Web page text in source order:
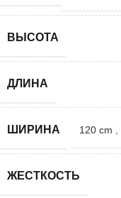
ВЫСОТА
ДЛИНА
ШИРИНА 120 cm
ЖЕСТКОСТЬ